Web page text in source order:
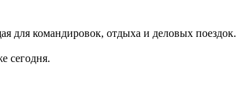
для командировок, отдыха и деловых
сегодня.